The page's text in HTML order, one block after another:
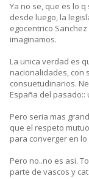
Ya no se, que es lo
desde luego, la
egocentrico
imaginamos.
La unica verdad es
nacionalidades, con
consuetudinarios.
España del pasado::
Pero seria mas
que el respeto
para converger en
Pero no..no es asi.
parte de vascos y